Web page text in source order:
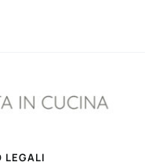
LEGALI